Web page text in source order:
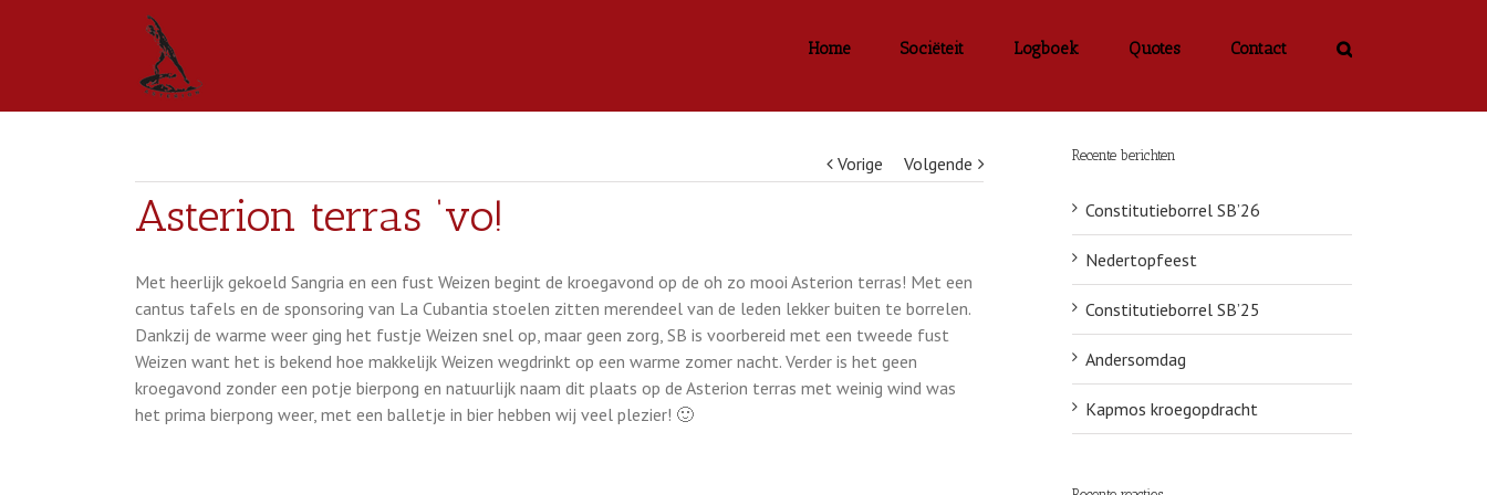
Home Sociëteit Logboek Quotes Contact
Vorige Volgende
Asterion terras ‘vo!
Met heerlijk gekoeld Sangria en een fust Weizen begint de kroegavond op de oh zo mooi Asterion terras! Met een
cantus tafels en de sponsoring van La Cubantia stoelen zitten merendeel van de leden lekker buiten te borrelen.
Dankzij de warme weer ging het fustje Weizen snel op, maar geen zorg, SB is voorbereid met een tweede fust
Weizen want het is bekend hoe makkelijk Weizen wegdrinkt op een warme zomer nacht. Verder is het geen
kroegavond zonder een potje bierpong en natuurlijk naam dit plaats op de Asterion terras met weinig wind was
het prima bierpong weer, met een balletje in bier hebben wij veel plezier! 🙂
Recente berichten
Constitutieborrel SB’26
Nedertopfeest
Constitutieborrel SB’25
Andersomdag
Kapmos kroegopdracht